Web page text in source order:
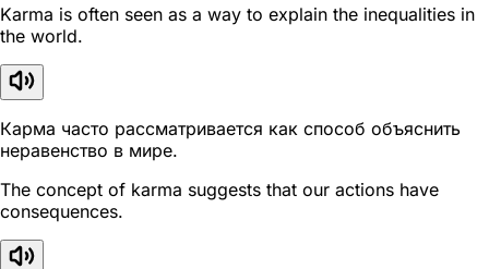
Karma is often seen as a way to explain the inequalities in
the world.
Карма часто рассматривается как способ объяснить
неравенство в мире.
The concept of karma suggests that our actions have
consequences.